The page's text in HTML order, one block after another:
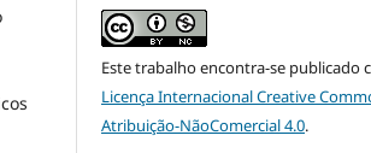
Este trabalho encontra-se publicado
Licença Internacional Creative
Atribuição-NãoComercial 4.0.